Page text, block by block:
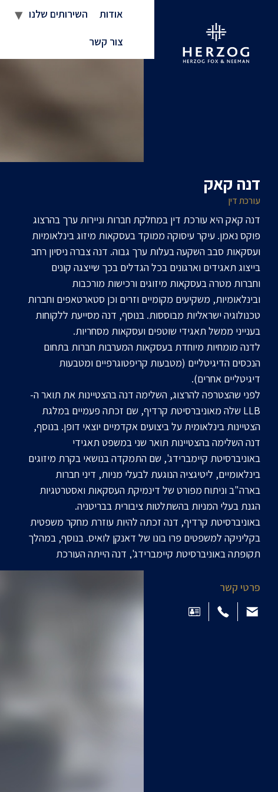
אודות השירותים שלנו
צור קשר
דנה קאק
עורכת דין
דנה קאק היא עורכת דין במחלקת חברות וניירות ערך בהרצוג
פוקס נאמן. עיקר עיסוקה ממוקד בעסקאות מיזוג בינלאומיות
ועסקאות סבב השקעה בעלות ערך גבוה. דנה צברה ניסיון רחב
בייצוג תאגידים וארגונים בכל הגדלים בכך שייצגה קונים
וחברות מטרה בעסקאות מיזוגים ורכישות מורכבות
ובינלאומיות, משקיעים מקומיים וזרים וכן סטארטאפים וחברות
טכנולוגיה ישראליות מבוססות. בנוסף, דנה מסייעת ללקוחות
בענייני ממשל תאגידי שוטפים ועסקאות מסחריות.
לדנה מומחיות מיוחדת בעסקאות המערבות חברות בתחום
הנכסים הדיגיטליים (מטבעות קריפטוגרפיים ומטבעות
דיגיטליים אחרים).
לפני שהצטרפה להרצוג, השלימה דנה בהצטיינות את תואר ה-
LLB שלה מאוניברסיטת קרדיף, שם זכתה פעמיים במלגת
הצטיינות בינלאומית על ביצועים אקדמיים יוצאי דופן. בנוסף,
דנה השלימה בהצטיינות תואר שני במשפט תאגידי
באוניברסיטת קיימברידג', שם התמקדה בנושאי בקרת מיזוגים
בינלאומיים, ליטיגציה הנוגעת לבעלי מניות, דיני חברות
בארה"ב וניתוח מפורט של דינמיקת העסקאות ואסטרטגיות
הגנת בעלי המניות בהשתלטות ציבורית בבריטניה.
באוניברסיטת קרדיף, דנה זכתה להיות עוזרת מחקר משפטית
בקליניקה למשפטים פרו בונו של דאנקן לואיס. בנוסף, במהלך
תקופתה באוניברסיטת קיימברידג', דנה הייתה העורכת
הכללית של כתב העת הבינלאומי למשפטים של אוניברסיטת
קיימברידג'.
פרטי קשר